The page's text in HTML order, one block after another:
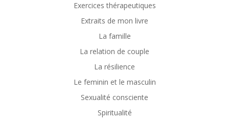
Exercices thérapeutiques
Extraits de mon livre
La famille
La relation de couple
La résilience
Le feminin et le masculin
Sexualité consciente
Spiritualité